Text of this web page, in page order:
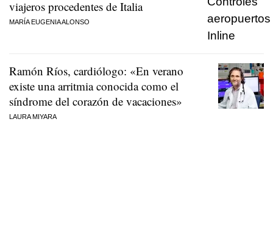
viajeros procedentes de Italia
MARÍA EUGENIA ALONSO
Ramón Ríos, cardiólogo: «En verano
existe una arritmia conocida como el
síndrome del corazón de vacaciones»
LAURA MIYARA